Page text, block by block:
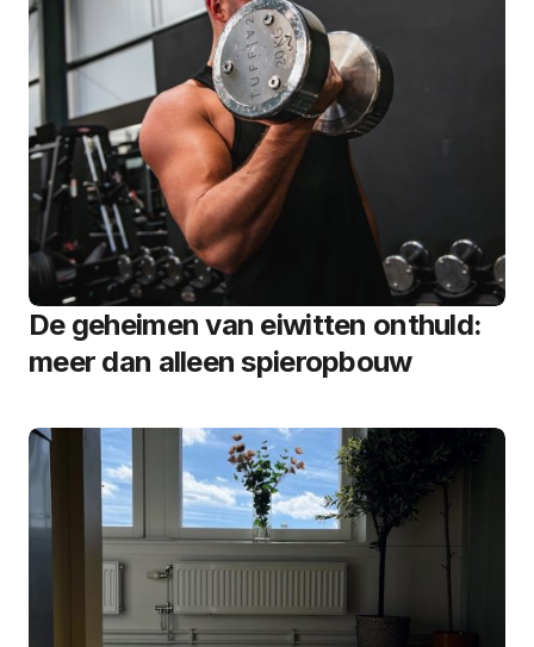
De geheimen van eiwitten onthuld:
meer dan alleen spieropbouw